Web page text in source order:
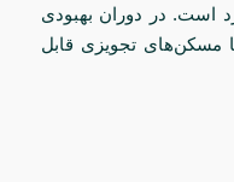
است. در دوران بهبودی
مسکن‌های تجویزی قابل